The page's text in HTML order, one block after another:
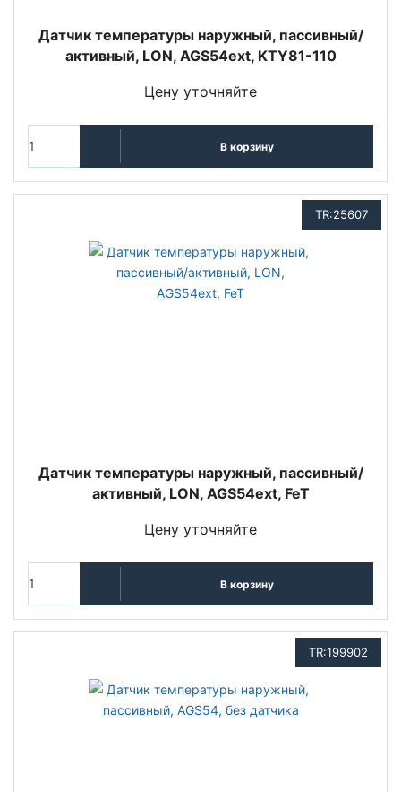
Датчик температуры наружный, пассивный/
активный, LON, AGS54ext, KTY81-110
Цену уточняйте
В корзину
TR:25607
Датчик температуры наружный, пассивный/
активный, LON, AGS54ext, FeT
Цену уточняйте
В корзину
TR:199902